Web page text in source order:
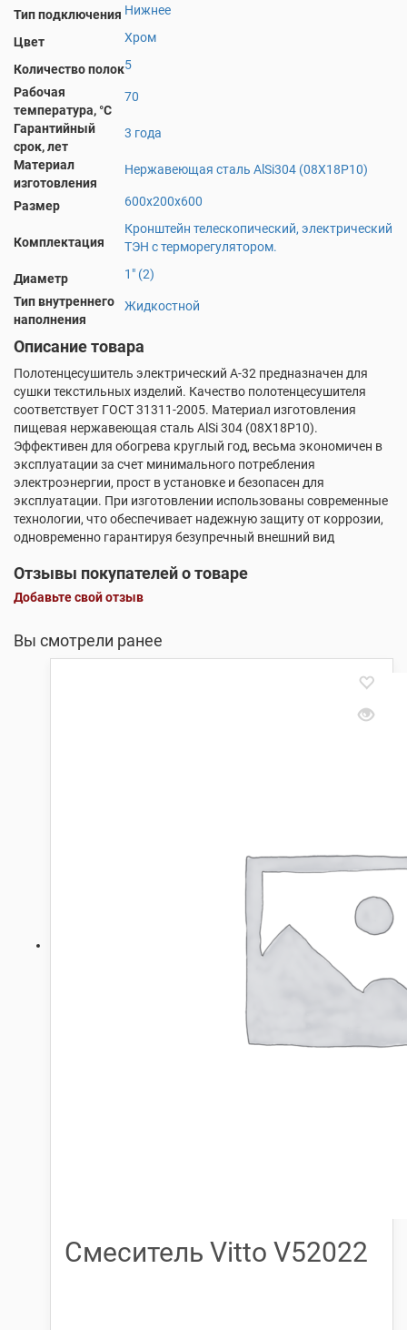
Тип подключения Нижнее
Цвет Хром
Количество полок5
Рабочая
температура, °С
70
Гарантийный
срок, лет
3 года
Материал
изготовления
Нержавеющая сталь AlSi304 (08Х18Р10)
Размер 600х200х600
Комплектация
Кронштейн телескопический, электрический
ТЭН с терморегулятором.
Диаметр
1" (2)
Тип внутреннего
наполнения
Жидкостной
Описание товара
Полотенцесушитель электрический А-32 предназначен для
сушки текстильных изделий. Качество полотенцесушителя
соответствует ГОСТ 31311-2005. Материал изготовления
пищевая нержавеющая сталь AlSi 304 (08X18P10).
Эффективен для обогрева круглый год, весьма экономичен в
эксплуатации за счет минимального потребления
электроэнергии, прост в установке и безопасен для
эксплуатации. При изготовлении использованы современные
технологии, что обеспечивает надежную защиту от коррозии,
одновременно гарантируя безупречный внешний вид
Отзывы покупателей о товаре
Добавьте свой отзыв
Вы смотрели ранее
Смеситель Vitto V52022